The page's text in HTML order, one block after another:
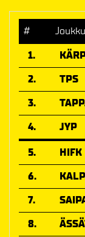
#
1.
2.
TPS
3.
4.
JYP
5.
HIFK
6.
7.
8.